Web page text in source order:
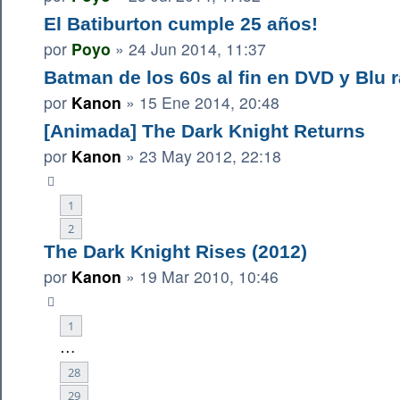
El Batiburton cumple 25 años!
por Poyo » 24 Jun 2014, 11:37
Batman de los 60s al fin en DVD y Blu
por Kanon » 15 Ene 2014, 20:48
[Animada] The Dark Knight Returns
por Kanon » 23 May 2012, 22:18
1
2
The Dark Knight Rises (2012)
por Kanon » 19 Mar 2010, 10:46
1
…
28
29